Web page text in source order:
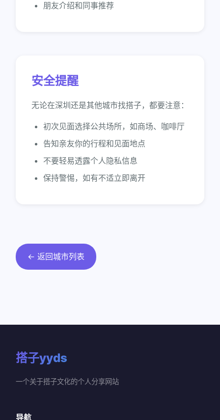
朋友介绍和同事推荐
安全提醒
无论在深圳还是其他城市找搭子，都要注意：
初次见面选择公共场所，如商场、咖啡厅
告知亲友你的行程和见面地点
不要轻易透露个人隐私信息
保持警惕，如有不适立即离开
← 返回城市列表
搭子yyds
一个关于搭子文化的个人分享网站
导航